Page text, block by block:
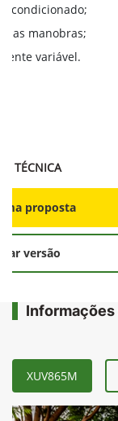
condicionado;
as manobras;
variável.
TÉCNICA
proposta
versão
Informações
XUV865M